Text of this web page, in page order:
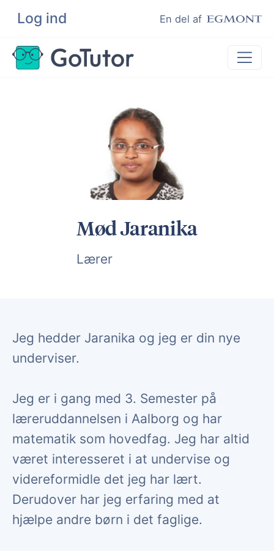
Log ind En del af
Søg
Eksamenshjælp
Hjælp til ordblinde
Kundeudtalelser
Undervisere
Mød Jaranika
Lærer
Jeg hedder Jaranika og jeg er din nye
underviser.
Jeg er i gang med 3. Semester på
læreruddannelsen i Aalborg og har
matematik som hovedfag. Jeg har altid
været interesseret i at undervise og
videreformidle det jeg har lært.
Derudover har jeg erfaring med at
hjælpe andre børn i det faglige.